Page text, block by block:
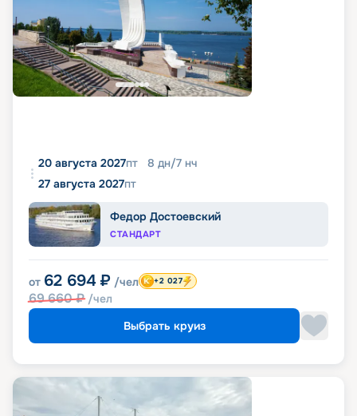
20 августа 2027пт 8 дн/7 нч
27 августа 2027пт
Федор Достоевский
СТАНДАРТ
от 62 694 ₽ /чел
69 660₽ /чел
+2 027
Выбрать круиз